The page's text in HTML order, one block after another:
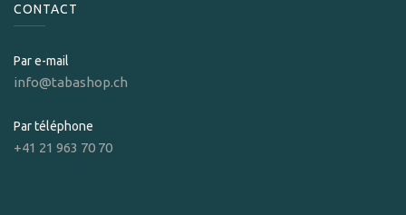
CONTACT
Par e-mail
info@tabashop.ch
Par téléphone
+41 21 963 70 70